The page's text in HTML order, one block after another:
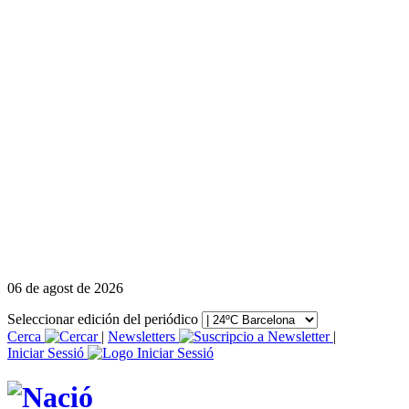
06 de agost de 2026
Seleccionar edición del periódico
Cerca
| Newsletters
|
Iniciar Sessió